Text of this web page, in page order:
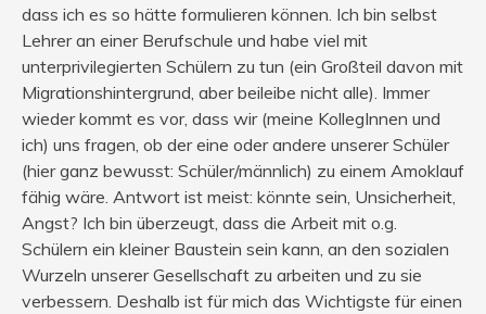
dass ich es so hätte formulieren können. Ich bin selbst
Lehrer an einer Berufschule und habe viel mit
unterprivilegierten Schülern zu tun (ein Großteil davon mit
Migrationshintergrund, aber beileibe nicht alle). Immer
wieder kommt es vor, dass wir (meine KollegInnen und
ich) uns fragen, ob der eine oder andere unserer Schüler
(hier ganz bewusst: Schüler/männlich) zu einem Amoklauf
fähig wäre. Antwort ist meist: könnte sein, Unsicherheit,
Angst? Ich bin überzeugt, dass die Arbeit mit o.g.
Schülern ein kleiner Baustein sein kann, an den sozialen
Wurzeln unserer Gesellschaft zu arbeiten und zu sie
verbessern. Deshalb ist für mich das Wichtigste für einen